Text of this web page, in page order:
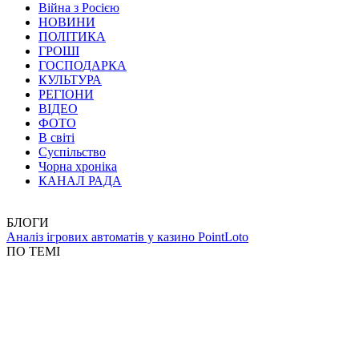
Війна з Росією
НОВИНИ
ПОЛІТИКА
ГРОШІ
ГОСПОДАРКА
КУЛЬТУРА
РЕГІОНИ
ВІДЕО
ФОТО
В світі
Суспільство
Чорна хроніка
КАНАЛ РАДА
БЛОГИ
Аналіз ігрових автоматів у казино PointLoto
ПО ТЕМІ